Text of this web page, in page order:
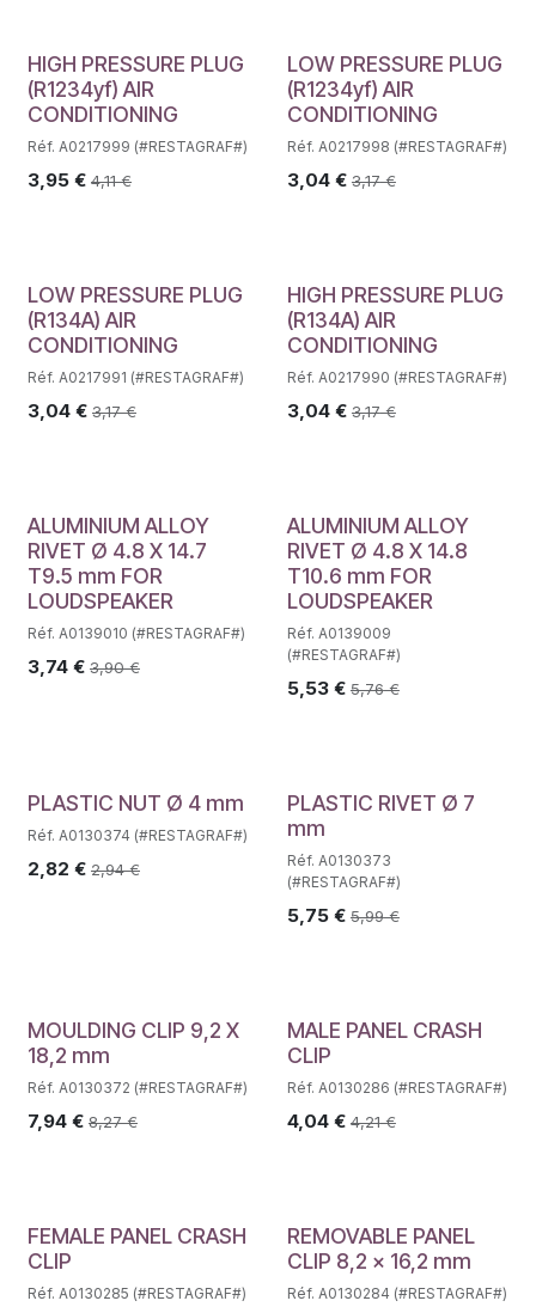
HIGH PRESSURE PLUG
(R1234yf) AIR
CONDITIONING
Réf. A0217999 (#RESTAGRAF#)
3,95 € 4,11€
LOW PRESSURE PLUG
(R1234yf) AIR
CONDITIONING
Réf. A0217998 (#RESTAGRAF#)
3,04€ 3,17€
LOW PRESSURE PLUG
(R134A) AIR
CONDITIONING
Réf. A0217991 (#RESTAGRAF#)
3,04 € 3,17€
HIGH PRESSURE PLUG
(R134A) AIR
CONDITIONING
Réf. A0217990 (#RESTAGRAF#)
3,04€ 3,17€
ALUMINIUM ALLOY
RIVET Ø 4.8 X 14.7
T9.5 mm FOR
LOUDSPEAKER
Réf. A0139010 (#RESTAGRAF#)
3,74 € 3,90€
ALUMINIUM ALLOY
RIVET Ø 4.8 X 14.8
T10.6 mm FOR
LOUDSPEAKER
Réf. A0139009
(#RESTAGRAF#)
5,53€ 5,76€
PLASTIC NUT Ø 4 mm
Réf. A0130374 (#RESTAGRAF#)
2,82 € 2,94€
PLASTIC RIVET Ø 7
mm
Réf. A0130373
(#RESTAGRAF#)
5,75€ 5,99€
MOULDING CLIP 9,2 X
18,2 mm
Réf. A0130372 (#RESTAGRAF#)
7,94 € 8,27€
MALE PANEL CRASH
CLIP
Réf. A0130286 (#RESTAGRAF#)
4,04€ 4,21€
FEMALE PANEL CRASH
CLIP
Réf. A0130285 (#RESTAGRAF#)
REMOVABLE PANEL
CLIP 8,2 x 16,2 mm
Réf. A0130284 (#RESTAGRAF#)